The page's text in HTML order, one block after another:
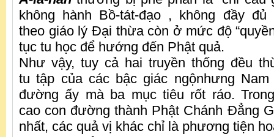
không hành Bồ-tát-đạo , không đầy đủ
theo giáo lý Đại thừa còn ở mức độ
tục tu học để hướng đến Phật quả.
Như vậy, tuy cả hai truyền thống đều
tu tập của các bậc giác ngộnhưng
đường ấy mà ba mục tiêu rốt ráo.
cao con đường thành Phật Chánh Đẳng
nhất, các quả vị khác chỉ là phương tiện